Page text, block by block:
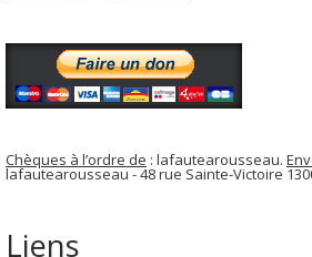
Chèques à l’ordre de : lafautearousseau.
lafautearousseau - 48 rue Sainte-Victoire
Liens